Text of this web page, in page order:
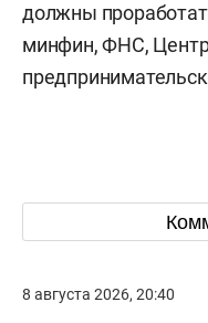
должны
минфин, ФНС,
8 августа 2026, 20:40